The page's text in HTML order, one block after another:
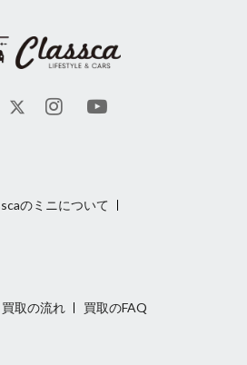
のミニについて
買取の流れ 買取のFAQ